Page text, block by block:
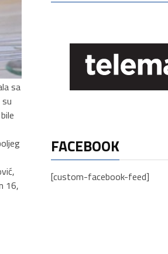
sa
16,
FACEBOOK
[custom-facebook-feed]